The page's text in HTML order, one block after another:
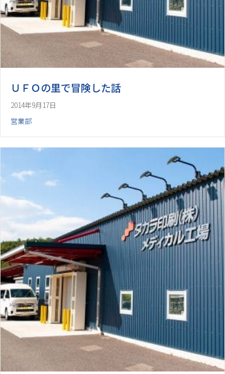
ＵＦＯの里で冒険した話
2014年9月17日
営業部